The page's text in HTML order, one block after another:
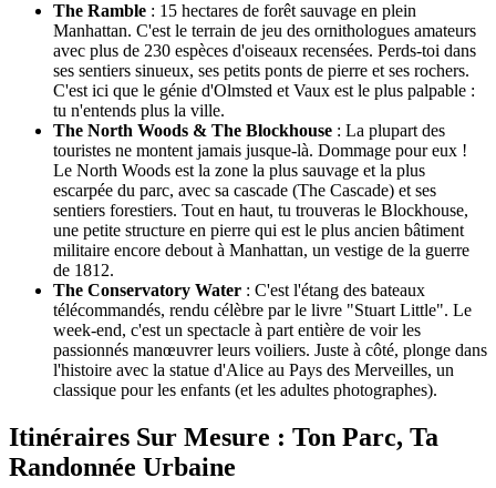
The Ramble : 15 hectares de forêt sauvage en plein
Manhattan. C'est le terrain de jeu des ornithologues amateurs
avec plus de 230 espèces d'oiseaux recensées. Perds-toi dans
ses sentiers sinueux, ses petits ponts de pierre et ses rochers.
C'est ici que le génie d'Olmsted et Vaux est le plus palpable :
tu n'entends plus la ville.
The North Woods & The Blockhouse : La plupart des
touristes ne montent jamais jusque-là. Dommage pour eux !
Le North Woods est la zone la plus sauvage et la plus
escarpée du parc, avec sa cascade (The Cascade) et ses
sentiers forestiers. Tout en haut, tu trouveras le Blockhouse,
une petite structure en pierre qui est le plus ancien bâtiment
militaire encore debout à Manhattan, un vestige de la guerre
de 1812.
The Conservatory Water : C'est l'étang des bateaux
télécommandés, rendu célèbre par le livre "Stuart Little". Le
week-end, c'est un spectacle à part entière de voir les
passionnés manœuvrer leurs voiliers. Juste à côté, plonge dans
l'histoire avec la statue d'Alice au Pays des Merveilles, un
classique pour les enfants (et les adultes photographes).
Itinéraires Sur Mesure : Ton Parc, Ta
Randonnée Urbaine